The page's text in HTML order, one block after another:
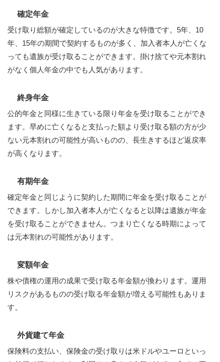
確定年金
受け取り総額が確定しているのが大きな特徴です。5年、10
年、15年の期間で契約するものが多く、加入者本人が亡くな
っても遺族が受け取ることができます。掛け捨てや元本割れ
がなく個人年金の中でも人気があります。
終身年金
公的年金と同様に生きている限り年金を受け取ることができ
ます。早めに亡くなると支払った額より受け取る額の方が少
ない元本割れの可能性が高いものの、長生きするほど返戻率
が高くなります。
有期年金
確定年金と同じように契約した期間に年金を受け取ることが
できます。しかし加入者本人が亡くなると以降は遺族が年金
を受け取ることができません。つまり亡くなる時期によって
は元本割れの可能性があります。
変額年金
株や債権の運用の成果で受け取る年金額が換わります。運用
リスクがあるものの受け取る年金額が増える可能性もありま
す。
外貨建て年金
保険料の支払い、保険金の受け取りは米ドルやユーロといっ